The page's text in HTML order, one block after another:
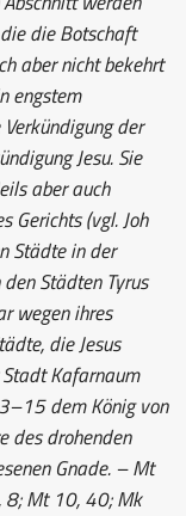
die Botschaft
aber nicht bekehrt
engstem
der
Jesu. Sie
aber auch
Gerichts (vgl. Joh
Städte in der
Städten Tyrus
wegen ihres
die Jesus
Kafarnaum
dem König von
des drohenden
Gnade. – Mt
Mt 10, 40; Mk